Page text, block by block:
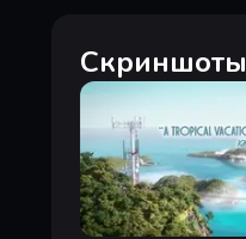
Скриншоты